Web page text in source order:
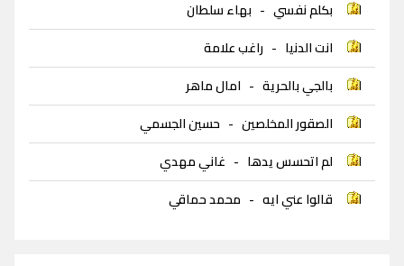
بكلم نفسي - بهاء سلطان
انت الدنيا - راغب علامة
بالجي بالحرية - امال ماهر
الصقور المخلصين - حسين الجسمي
لم اتحسس يدها - غاني مهدي
قالوا عني ايه - محمد حماقي